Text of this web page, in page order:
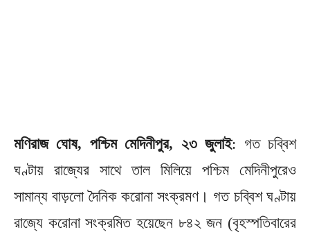
মণিরাজ ঘোষ, পশ্চিম মেদিনীপুর, ২৩ জুলাই: গত চব্বিশ
ঘণ্টায় রাজ্যের সাথে তাল মিলিয়ে পশ্চিম মেদিনীপুরেও
সামান্য বাড়লো দৈনিক করোনা সংক্রমণ। গত চব্বিশ ঘণ্টায়
রাজ্যে করোনা সংক্রমিত হয়েছেন ৮৪২ জন (বৃহস্পতিবারের